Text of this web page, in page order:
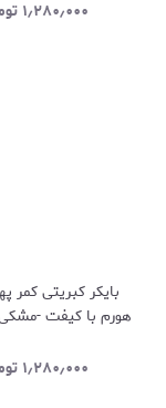
۱٫۲۸۰٫۰۰۰
بایکر کبریتی کمر
هورم با کیفت -مشکی کد
۱٫۲۸۰٫۰۰۰